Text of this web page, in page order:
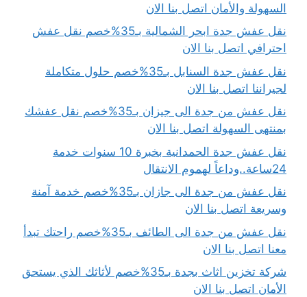
السهولة والأمان اتصل بنا الان
نقل عفش جدة ابحر الشمالية بـ35%خصم نقل عفش
احترافي اتصل بنا الان
نقل عفش جدة السنابل بـ35%خصم حلول متكاملة
لجيراننا اتصل بنا الان
نقل عفش من جدة الى جيزان بـ35%خصم نقل عفشك
بمنتهى السهولة اتصل بنا الان
نقل عفش جدة الحمدانية بخبرة 10 سنوات خدمة
24ساعة..وداعاً لهموم الانتقال
نقل عفش من جدة الى جازان بـ35%خصم خدمة آمنة
وسريعة اتصل بنا الان
نقل عفش من جدة الى الطائف بـ35%خصم راحتك تبدأ
معنا اتصل بنا الان
شركة تخزين اثاث بجدة بـ35%خصم لأثاثك الذي يستحق
الأمان اتصل بنا الان